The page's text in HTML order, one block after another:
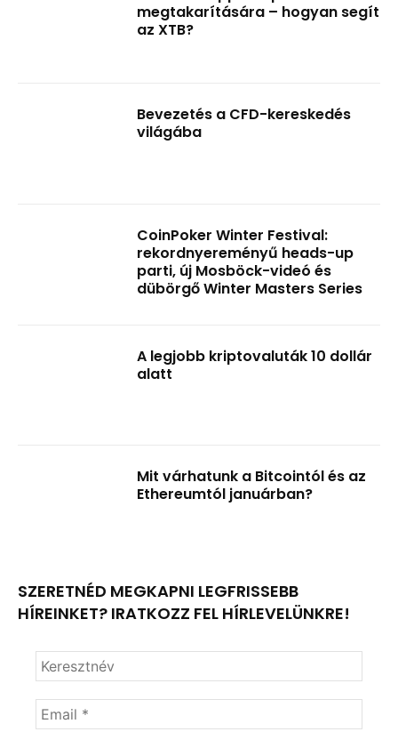
megtakarítására – hogyan segít
az XTB?
Bevezetés a CFD-kereskedés
világába
CoinPoker Winter Festival:
rekordnyereményű heads-up
parti, új Mosböck-videó és
dübörgő Winter Masters Series
A legjobb kriptovaluták 10 dollár
alatt
Mit várhatunk a Bitcointól és az
Ethereumtól januárban?
SZERETNÉD MEGKAPNI LEGFRISSEBB
HÍREINKET? IRATKOZZ FEL HÍRLEVELÜNKRE!